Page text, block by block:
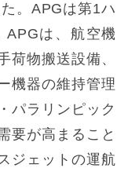
。APGは第1ハ
APGは、航空機
荷物搬送設備、
機器の維持管理
パラリンピック
要が高まること
ジェットの運航